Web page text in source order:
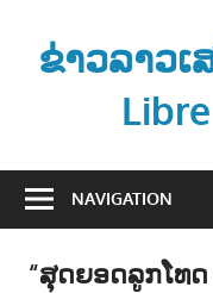
contentຂ່າວລາວເ
າ
NAVIGATION
“ສຸດຍອດລູກໂທ